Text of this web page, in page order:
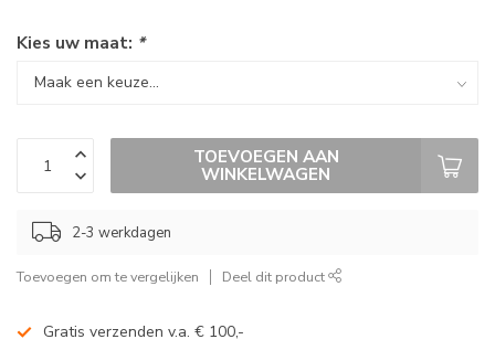
Kies uw maat: *
TOEVOEGEN AAN
WINKELWAGEN
2-3 werkdagen
Toevoegen om te vergelijken Deel dit product
Gratis verzenden v.a. € 100,-